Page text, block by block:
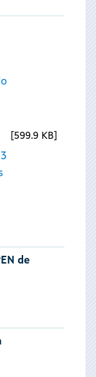
599.9 KB
de